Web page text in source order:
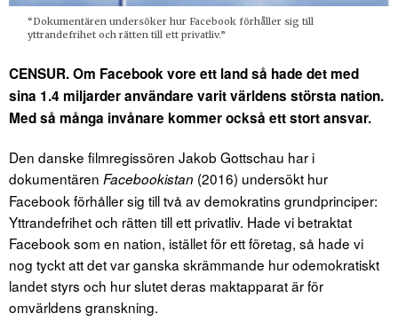
“Dokumentären undersöker hur Facebook förhåller sig till
yttrandefrihet och rätten till ett privatliv.”
CENSUR. Om Facebook vore ett land så hade det med
sina 1.4 miljarder användare varit världens största nation.
Med så många invånare kommer också ett stort ansvar.
Den danske filmregissören Jakob Gottschau har i
dokumentären Facebookistan (2016) undersökt hur
Facebook förhåller sig till två av demokratins grundprinciper:
Yttrandefrihet och rätten till ett privatliv. Hade vi betraktat
Facebook som en nation, istället för ett företag, så hade vi
nog tyckt att det var ganska skrämmande hur odemokratiskt
landet styrs och hur slutet deras maktapparat är för
omvärldens granskning.